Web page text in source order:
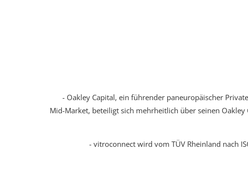
- Oakley Capital, ein führender paneuropäischer
Mid-Market, beteiligt sich mehrheitlich über seinen Oakley
- vitroconnect wird vom TÜV Rheinland nach